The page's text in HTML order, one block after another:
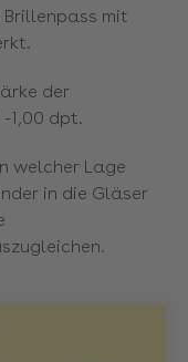
Brillenpass mit
der
1,00 dpt.
welcher Lage
in die Gläser